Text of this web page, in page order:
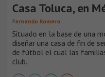
Casa Toluca, en
Fernando Romero
Situado en la base de una
diseñar una casa de fin de
de fútbol el cual las
club.